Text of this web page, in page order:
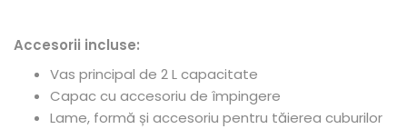
Accesorii incluse:
Vas principal de 2 L capacitate
Capac cu accesoriu de împingere
Lame, formă și accesoriu pentru tăierea cuburilor